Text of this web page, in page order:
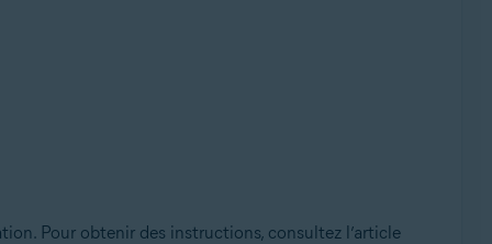
Pour obtenir des instructions, consultez l’article